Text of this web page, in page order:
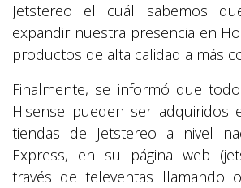
Jetstereo el cuál sabemos
expandir nuestra presencia en
productos de alta calidad a más
Finalmente, se informó que
Hisense pueden ser adquiridos
tiendas de Jetstereo a nivel
Express, en su página web
través de televentas llamando